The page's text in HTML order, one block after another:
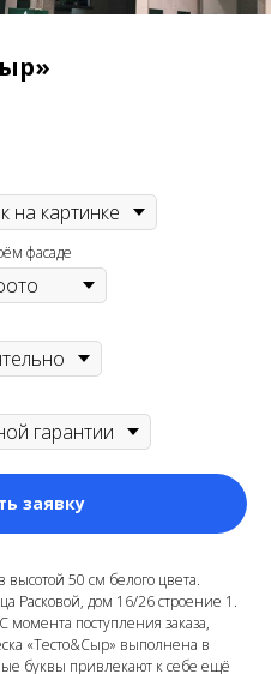
фасаде
заявку
50 см белого цвета.
Расковой, дом 16/26 строение 1.
момента поступления заказа,
«Тесто&Сыр» выполнена в
буквы привлекают к себе ещё